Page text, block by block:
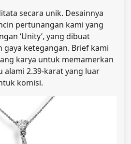
secara unik. Desainnya
pertunangan kami yang
‘Unity’, yang dibuat
ketegangan. Brief kami
karya untuk memamerkan
alami 2.39-karat yang luar
komisi.